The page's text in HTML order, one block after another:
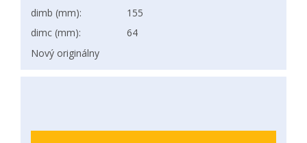
dimb (mm):
155
dimc (mm):
64
Nový originálny